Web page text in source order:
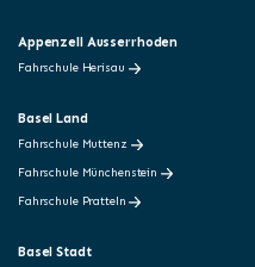
Appenzell Ausserrhoden
Fahrschule Herisau
Basel Land
Fahrschule Muttenz
Fahrschule Münchenstein
Fahrschule Pratteln
Basel Stadt